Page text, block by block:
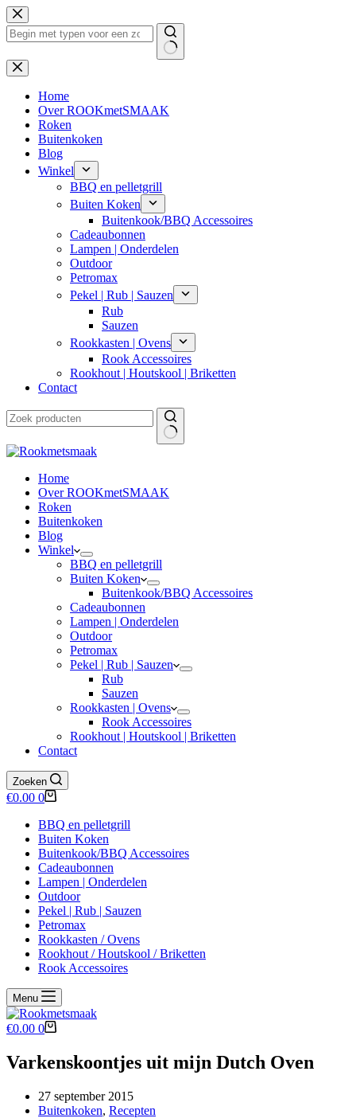
Ga
naar
de
Geen
resultaten
Home
Over ROOKmetSMAAK
Roken
Buitenkoken
Blog
Winkel
BBQ en pelletgrill
Buiten Koken
Buitenkook/BBQ Accessoires
Cadeaubonnen
Lampen | Onderdelen
Outdoor
Petromax
Pekel | Rub | Sauzen
Rub
Sauzen
Rookkasten | Ovens
Rook Accessoires
Rookhout | Houtskool | Briketten
Contact
Home
Over ROOKmetSMAAK
Roken
Buitenkoken
Blog
Winkel
BBQ en pelletgrill
Buiten Koken
Buitenkook/BBQ Accessoires
Cadeaubonnen
Lampen | Onderdelen
Outdoor
Petromax
Pekel | Rub | Sauzen
Rub
Sauzen
Rookkasten | Ovens
Rook Accessoires
Rookhout | Houtskool | Briketten
Contact
Zoeken
Winkelwagen
€0.00 0
BBQ en pelletgrill
Buiten Koken
Buitenkook/BBQ Accessoires
Cadeaubonnen
Lampen | Onderdelen
Outdoor
Pekel | Rub | Sauzen
Petromax
Rookkasten / Ovens
Rookhout / Houtskool / Briketten
Rook Accessoires
Menu
Winkelwagen
€0.00 0
Varkenskoontjes uit mijn Dutch Oven
27 september 2015
Buitenkoken, Recepten